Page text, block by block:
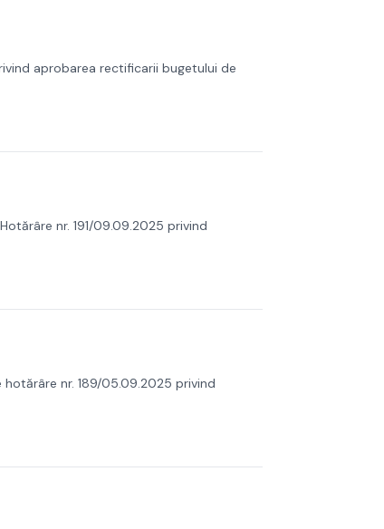
aprobarea rectificarii bugetului de
nr. 191/09.09.2025 privind
nr. 189/05.09.2025 privind